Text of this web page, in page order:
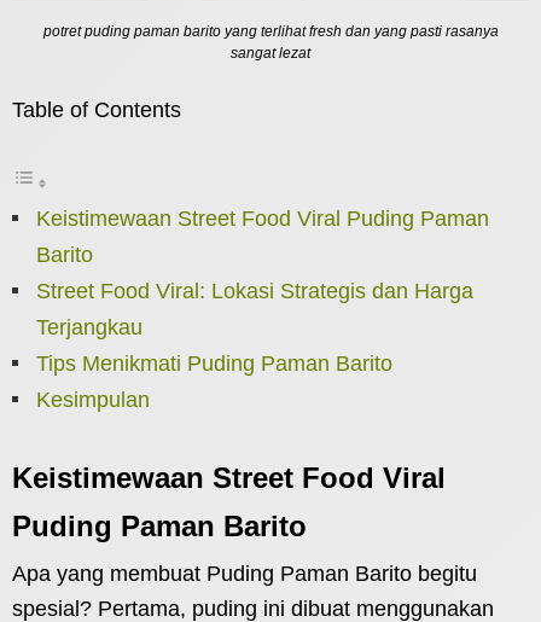
potret puding paman barito yang terlihat fresh dan yang pasti rasanya
sangat lezat
Table of Contents
Keistimewaan Street Food Viral Puding Paman
Barito
Street Food Viral: Lokasi Strategis dan Harga
Terjangkau
Tips Menikmati Puding Paman Barito
Kesimpulan
Keistimewaan Street Food Viral
Puding Paman Barito
Apa yang membuat Puding Paman Barito begitu
spesial? Pertama, puding ini dibuat menggunakan